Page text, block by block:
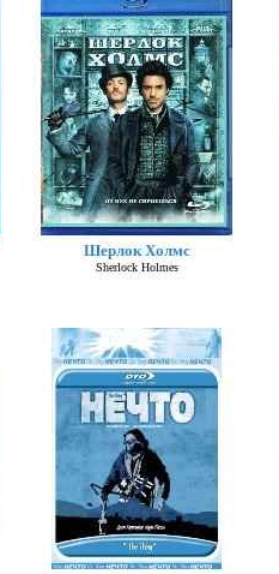
Шерлок Холмс
Sherlock Holmes